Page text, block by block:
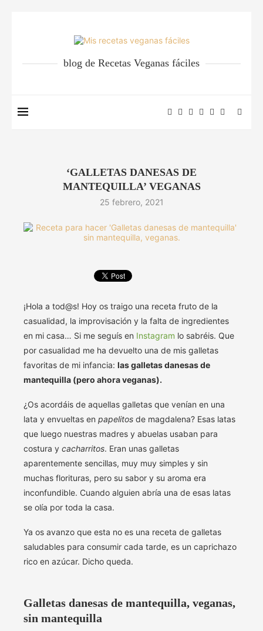
blog de Recetas Veganas fáciles
‘GALLETAS DANESAS DE
MANTEQUILLA’ VEGANAS
25 febrero, 2021
¡Hola a tod@s! Hoy os traigo una receta fruto de la
casualidad, la improvisación y la falta de ingredientes
en mi casa… Si me seguís en Instagram lo sabréis. Que
por casualidad me ha devuelto una de mis galletas
favoritas de mi infancia: las galletas danesas de
mantequilla (pero ahora veganas).
¿Os acordáis de aquellas galletas que venían en una
lata y envueltas en papelitos de magdalena? Esas latas
que luego nuestras madres y abuelas usaban para
costura y cacharritos. Eran unas galletas
aparentemente sencillas, muy muy simples y sin
muchas florituras, pero su sabor y su aroma era
inconfundible. Cuando alguien abría una de esas latas
se olía por toda la casa.
Ya os avanzo que esta no es una receta de galletas
saludables para consumir cada tarde, es un caprichazo
rico en azúcar. Dicho queda.
Galletas danesas de mantequilla, veganas,
sin mantequilla